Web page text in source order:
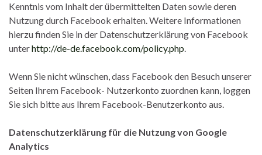
Kenntnis vom Inhalt der übermittelten Daten sowie deren
Nutzung durch Facebook erhalten. Weitere Informationen
hierzu finden Sie in der Datenschutzerklärung von Facebook
unterhttp://de-de.facebook.com/policy.php.
Wenn Sie nicht wünschen, dass Facebook den Besuch unserer
Seiten Ihrem Facebook- Nutzerkonto zuordnen kann, loggen
Sie sich bitte aus Ihrem Facebook-Benutzerkonto aus.
Datenschutzerklärung für die Nutzung von Google
Analytics